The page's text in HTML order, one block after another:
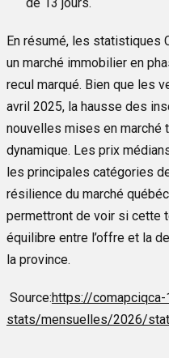
En résumé, les statistiques
un marché immobilier en
recul marqué. Bien que les
avril 2025, la hausse des
nouvelles mises en marché
dynamique. Les prix
les principales catégories
résilience du marché
permettront de voir si cette
équilibre entre l’offre et la
la province.
Source:https://
stats/mensuelles/2026/